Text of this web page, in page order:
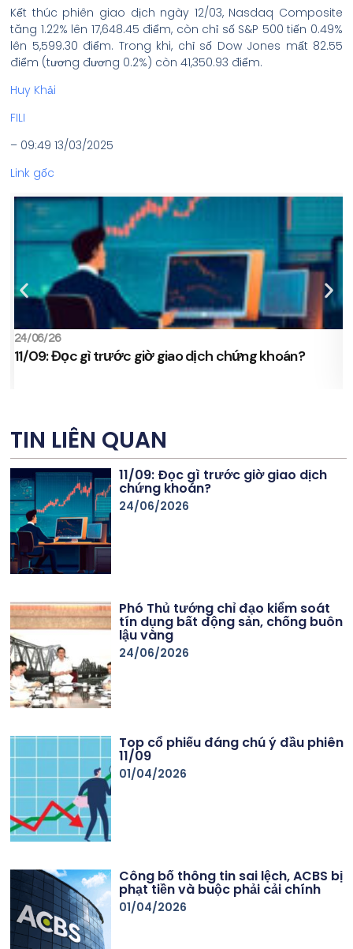
Kết thúc phiên giao dịch ngày 12/03, Nasdaq Composite
tăng 1.22% lên 17,648.45 điểm, còn chỉ số S&P 500 tiến 0.49%
lên 5,599.30 điểm. Trong khi, chỉ số Dow Jones mất 82.55
điểm (tương đương 0.2%) còn 41,350.93 điểm.
Huy Khải
FILI
– 09:49 13/03/2025
Link gốc
24/06/26
11/09: Đọc gì trước giờ giao dịch chứng khoán?
TIN LIÊN QUAN
11/09: Đọc gì trước giờ giao dịch
chứng khoán?
24/06/2026
Phó Thủ tướng chỉ đạo kiểm soát
tín dụng bất động sản, chống buôn
lậu vàng
24/06/2026
Top cổ phiếu đáng chú ý đầu phiên
11/09
01/04/2026
Công bố thông tin sai lệch, ACBS bị
phạt tiền và buộc phải cải chính
01/04/2026